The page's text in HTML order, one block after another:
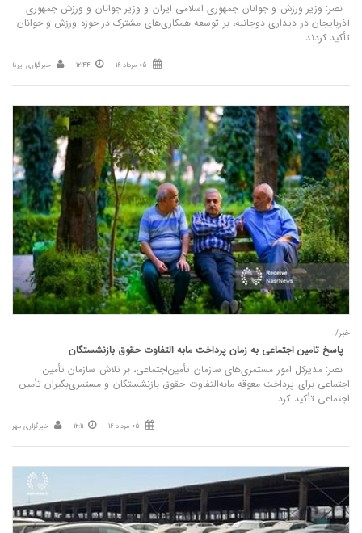
نصر: وزیر ورزش و جوانان جمهوری اسلامی ایران و وزیر جوانان و ورزش جمهوری
آذربایجان در دیداری دوجانبه، بر توسعه همکاری‌های مشترک در حوزه ورزش و جوانان
تأکید کردند.
05 مرداد 16 12:44 خبرگزاری ایرنا
خبر/
پاسخ تامین‌ اجتماعی به زمان پرداخت مابه‌ التفاوت حقوق بازنشستگان
نصر: مدیرکل امور مستمری‌های سازمان تأمین‌اجتماعی، بر تلاش سازمان تأمین
اجتماعی برای پرداخت معوقه مابه‌التفاوت حقوق بازنشستگان و مستمری‌بگیران تأمین
اجتماعی تأکید کرد.
05 مرداد 16 12:11 خبرگزاری مهر